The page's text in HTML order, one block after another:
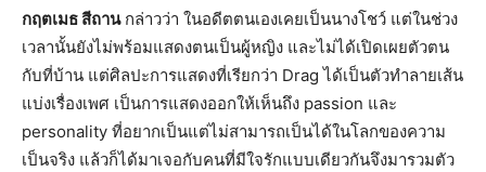
กฤตเมธ สีถานกล่าวว่า ในอดีตตนเองเคยเป็นนางโชว์ แต่ในช่วง
เวลานั้นยังไม่พร้อมแสดงตนเป็นผู้หญิง และไม่ได้เปิดเผยตัวตน
กับที่บ้าน แต่ศิลปะการแสดงที่เรียกว่า Drag ได้เป็นตัวทำลายเส้น
แบ่งเรื่องเพศ เป็นการแสดงออกให้เห็นถึง passion และ
personality ที่อยากเป็นแต่ไม่สามารถเป็นได้ในโลกของความ
เป็นจริง แล้วก็ได้มาเจอกับคนที่มีใจรักแบบเดียวกันจึงมารวมตัว